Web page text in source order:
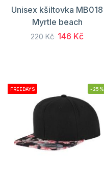
Unisex kšiltovka MB018
Myrtle beach
220 Kč 146 Kč
FREEDAYS -25%